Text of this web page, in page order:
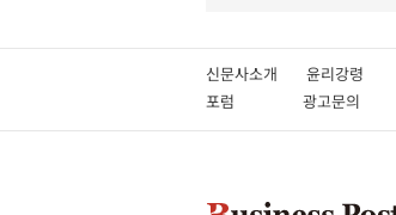
신문사소개 윤리강령
포럼
광고문의